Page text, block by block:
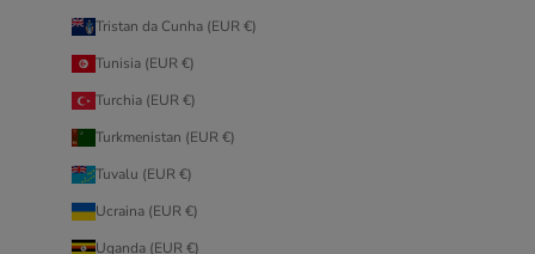
Tristan da Cunha (EUR €)
Tunisia (EUR €)
Turchia (EUR €)
Turkmenistan (EUR €)
Tuvalu (EUR €)
Ucraina (EUR €)
Uganda (EUR €)